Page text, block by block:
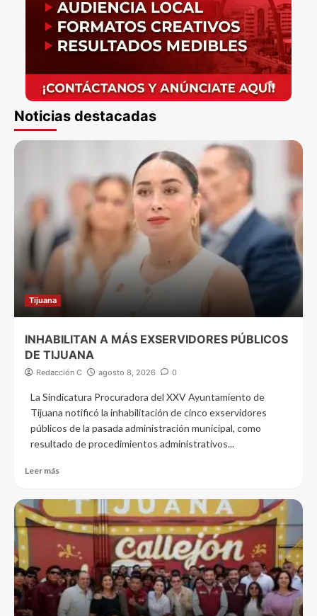
Noticias destacadas
Tijuana
INHABILITAN A MÁS EXSERVIDORES PÚBLICOS
DE TIJUANA
Redacción C agosto 8, 2026 0
La Sindicatura Procuradora del XXV Ayuntamiento de
Tijuana notificó la inhabilitación de cinco exservidores
públicos de la pasada administración municipal, como
resultado de procedimientos administrativos...
Leer más